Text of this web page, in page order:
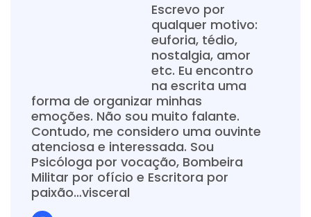
Escrevo por
qualquer motivo:
euforia, tédio,
nostalgia, amor
etc. Eu encontro
na escrita uma
forma de organizar minhas
emoções. Não sou muito falante.
Contudo, me considero uma ouvinte
atenciosa e interessada. Sou
Psicóloga por vocação, Bombeira
Militar por ofício e Escritora por
paixão…visceral